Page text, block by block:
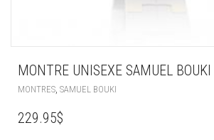
MONTRE UNISEXE SAMUEL
MONTRES, SAMUEL BOUKI
229.95$